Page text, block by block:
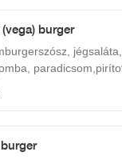
burger